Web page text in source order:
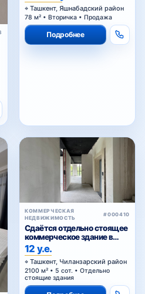
78 м² • Вторичка • Продажа
Подробнее
КОММЕРЧЕСКАЯ
#000410
Сдаётся отдельно стоящее
коммерческое здание в
аренду
12 у.е.
Ташкент, Чиланзарский район
2100 м² • 5 сот. • Отдельно
стоящие здания
Подробнее